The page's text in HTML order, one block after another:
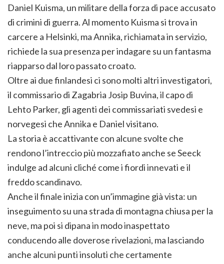
Daniel Kuisma, un militare della forza di pace accusato
di crimini di guerra. Al momento Kuisma si trova in
carcere a Helsinki, ma Annika, richiamata in servizio,
richiede la sua presenza per indagare su un fantasma
riapparso dal loro passato croato.
Oltre ai due finlandesi ci sono molti altri investigatori,
il commissario di Zagabria Josip Buvina, il capo di
Lehto Parker, gli agenti dei commissariati svedesi e
norvegesi che Annika e Daniel visitano.
La storia è accattivante con alcune svolte che
rendono l’intreccio più mozzafiato anche se Seeck
indulge ad alcuni cliché come i fiordi innevati e il
freddo scandinavo.
Anche il finale inizia con un’immagine già vista: un
inseguimento su una strada di montagna chiusa per la
neve, ma poi si dipana in modo inaspettato
conducendo alle doverose rivelazioni, ma lasciando
anche alcuni punti insoluti che certamente